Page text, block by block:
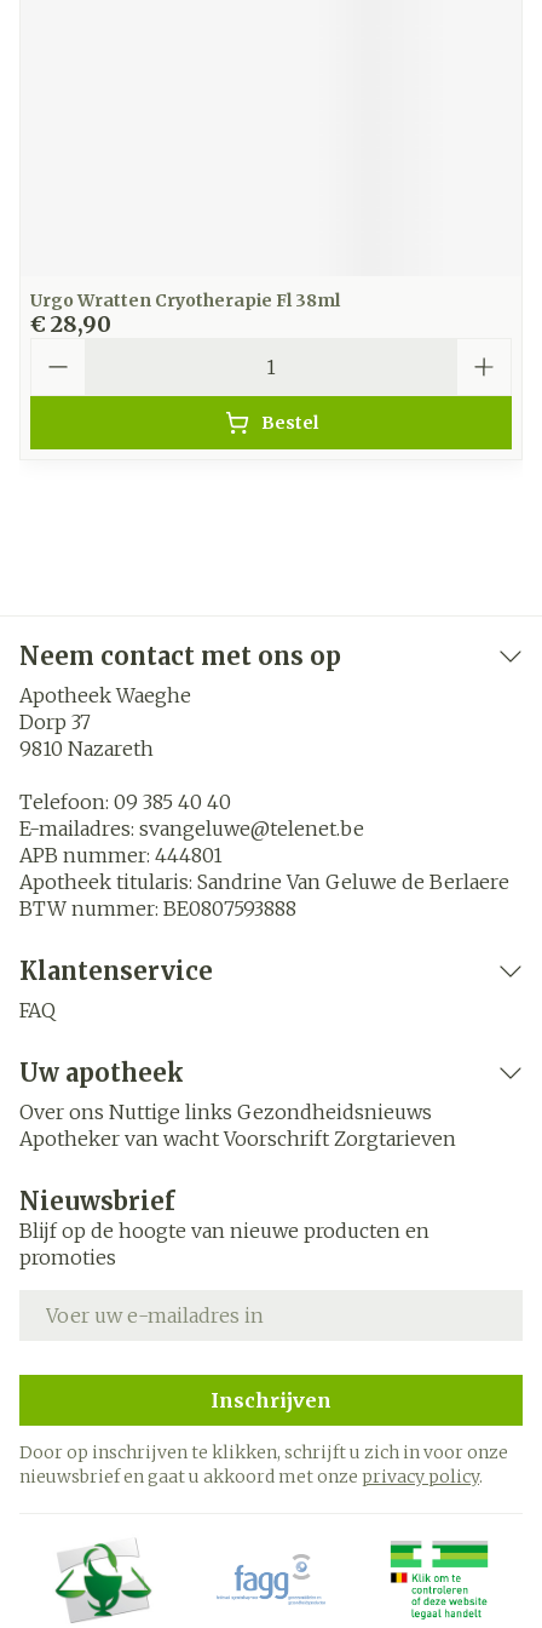
Urgo Wratten Cryotherapie Fl 38ml
€ 28,90
Bestel
Neem contact met ons op
Apotheek Waeghe
Dorp 37
9810 Nazareth
Telefoon: 09 385 40 40
E-mailadres: svangeluwe@telenet.be
APB nummer: 444801
Apotheek titularis: Sandrine Van Geluwe de Berlaere
BTW nummer: BE0807593888
Klantenservice
FAQ
Uw apotheek
Over ons Nuttige links Gezondheidsnieuws
Apotheker van wacht Voorschrift Zorgtarieven
Nieuwsbrief
Blijf op de hoogte van nieuwe producten en
promoties
Inschrijven
Door op inschrijven te klikken, schrijft u zich in voor onze
nieuwsbrief en gaat u akkoord met onze privacy policy.